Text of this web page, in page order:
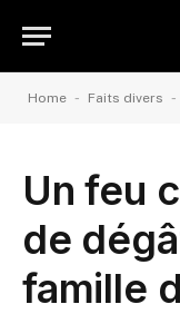
Home - Faits divers -
Un feu
de
famille